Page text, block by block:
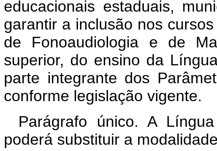
educacionais estaduais,
garantir a inclusão nos
de Fonoaudiologia e de
superior, do ensino da
parte integrante dos
conforme legislação vigente.
Parágrafo único. A
poderá substituir a